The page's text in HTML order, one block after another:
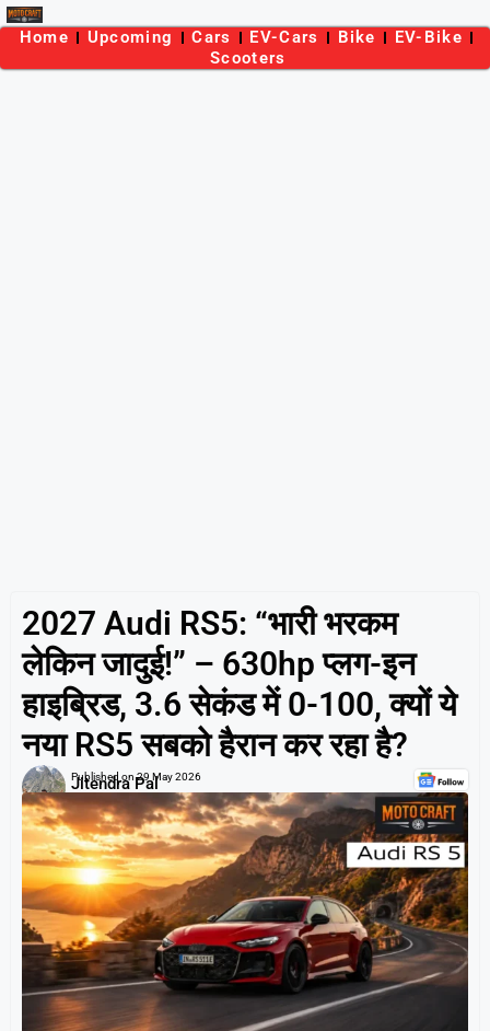
Home Upcoming Cars EV-Cars Bike
EV-Bike
Scooters
2027 Audi RS5: “भारी भरकम
लेकिन जादुई!” – 630hp प्लग-इन
हाइब्रिड, 3.6 सेकंड में 0-100, क्यों ये
नया RS5 सबको हैरान कर रहा है?
Jitendra Pal
Published on 29 May 2026